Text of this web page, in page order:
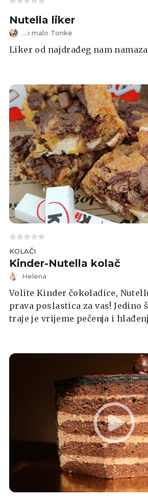
Nutella liker
....i malo Tonke
Liker od najdrađeg nam
KOLAČI
Kinder-Nutella kolač
Helena
Volite Kinder čokoladice,
prava poslastica za vas! Jedino
traje je vrijeme pečenja i
prilagodila sebi. Okus je